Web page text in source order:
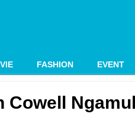
FASHION EVENT
Cowell